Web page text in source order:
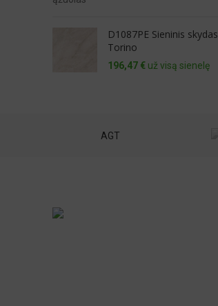
D1087PE Sieninis skydas
Torino
196,47 € už visą sienelę
AGT